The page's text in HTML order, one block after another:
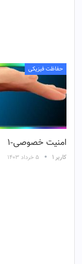
حفاظت فیزیکی
امنیت خصوصی-۱
کاربر ۱ ۵ خرداد ۱۴۰۳